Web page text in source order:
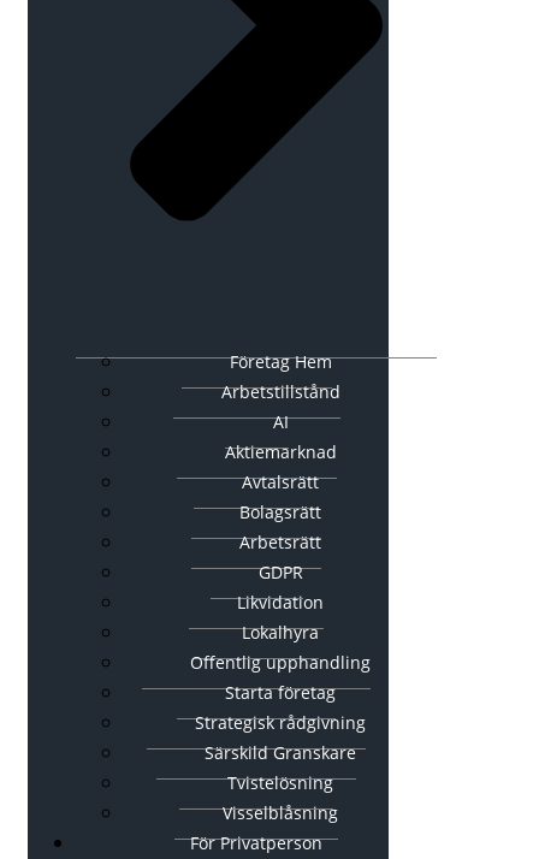
Företag Hem
Arbetstillstånd
AI
Aktiemarknad
Avtalsrätt
Bolagsrätt
Arbetsrätt
GDPR
Likvidation
Lokalhyra
Offentlig upphandling
Starta företag
Strategisk rådgivning
Särskild Granskare
Tvistelösning
Visselblåsning
För Privatperson